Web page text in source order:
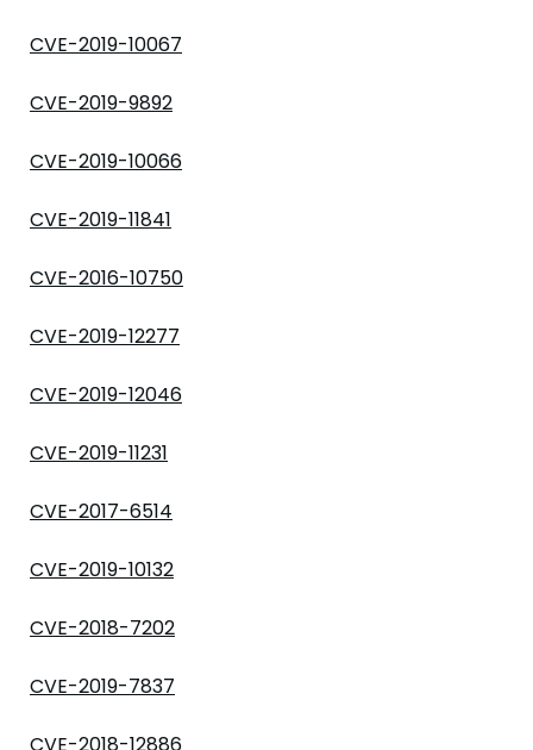
CVE-2019-10067
CVE-2019-9892
CVE-2019-10066
CVE-2019-11841
CVE-2016-10750
CVE-2019-12277
CVE-2019-12046
CVE-2019-11231
CVE-2017-6514
CVE-2019-10132
CVE-2018-7202
CVE-2019-7837